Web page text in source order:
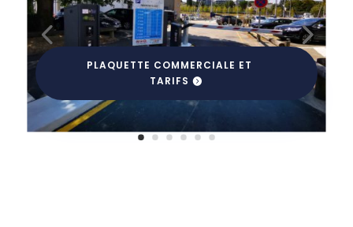
PLAQUETTE COMMERCIALE ET
TARIFS